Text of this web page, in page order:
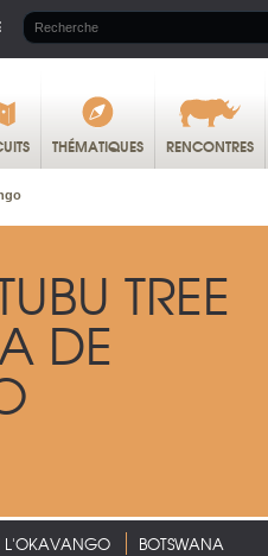
THÉMATIQUES RENCONTRES
TREE
DE
L'OKAVANGO BOTSWANA